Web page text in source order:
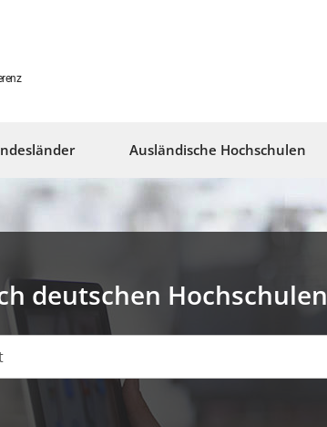
Ausländische Hochschulen
deutschen Hochschulen